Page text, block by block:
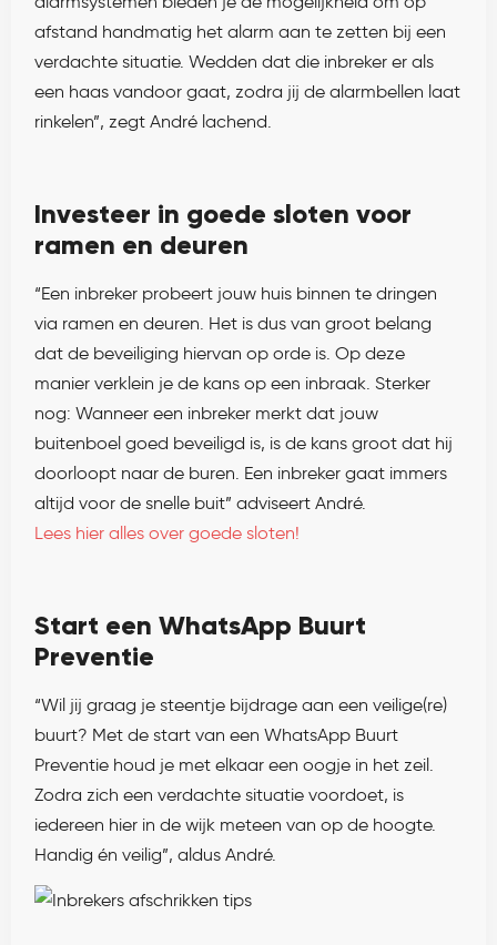
afstand handmatig het alarm aan te zetten bij een
verdachte situatie. Wedden dat die inbreker er als
een haas vandoor gaat, zodra jij de alarmbellen laat
rinkelen”, zegt André lachend.
Investeer in goede sloten voor
ramen en deuren
“Een inbreker probeert jouw huis binnen te dringen
via ramen en deuren. Het is dus van groot belang
dat de beveiliging hiervan op orde is. Op deze
manier verklein je de kans op een inbraak. Sterker
nog: Wanneer een inbreker merkt dat jouw
buitenboel goed beveiligd is, is de kans groot dat hij
doorloopt naar de buren. Een inbreker gaat immers
altijd voor de snelle buit” adviseert André.
Lees hier alles over goede sloten!
Start een WhatsApp Buurt
Preventie
“Wil jij graag je steentje bijdrage aan een veilige(re)
buurt? Met de start van een WhatsApp Buurt
Preventie houd je met elkaar een oogje in het zeil.
Zodra zich een verdachte situatie voordoet, is
iedereen hier in de wijk meteen van op de hoogte.
Handig én veilig”, aldus André.